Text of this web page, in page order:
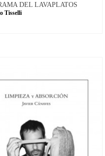
DEL LAVAPLATOS
Tisselli